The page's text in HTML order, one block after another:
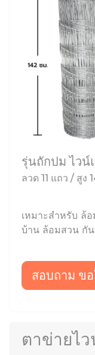
รุ่นถักปม ไวน์
ลวด 11 แถว / สูง
เหมาะสำหรับ ล้
บ้าน ล้อมสวน กั
สอบถาม ข
ตาข่ายไ